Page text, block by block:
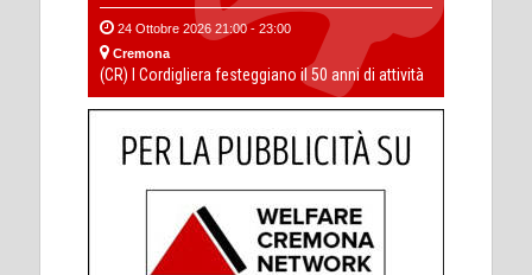
24 Ottobre 2026 21:00 - 23:00
Cremona
(CR) I Cordigliera festeggiano il 50 anni di attività